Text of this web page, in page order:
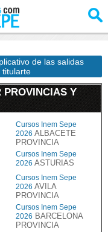
de las salidas
titularte
PROVINCIAS Y
Cursos Inem Sepe
2026 ALBACETE
PROVINCIA
Cursos Inem Sepe
2026 ASTURIAS
Cursos Inem Sepe
2026 AVILA
PROVINCIA
Cursos Inem Sepe
2026 BARCELONA
PROVINCIA